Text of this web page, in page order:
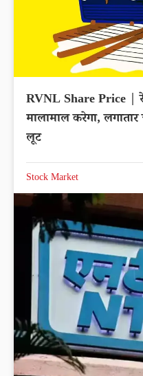
RVNL Share Price |
मालामाल करेगा,
लूट
Stock Market